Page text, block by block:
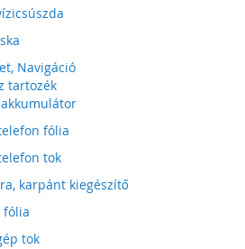
Navigáció
tartozék
fólia
tok
karpánt kiegészítő
fólia
tok